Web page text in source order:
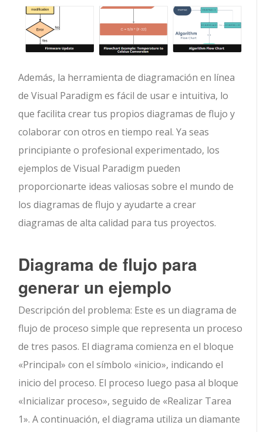
Además, la herramienta de diagramación en línea
de Visual Paradigm es fácil de usar e intuitiva, lo
que facilita crear tus propios diagramas de flujo y
colaborar con otros en tiempo real. Ya seas
principiante o profesional experimentado, los
ejemplos de Visual Paradigm pueden
proporcionarte ideas valiosas sobre el mundo de
los diagramas de flujo y ayudarte a crear
diagramas de alta calidad para tus proyectos.
Diagrama de flujo para
generar un ejemplo
Descripción del problema: Este es un diagrama de
flujo de proceso simple que representa un proceso
de tres pasos. El diagrama comienza en el bloque
«Principal» con el símbolo «inicio», indicando el
inicio del proceso. El proceso luego pasa al bloque
«Inicializar proceso», seguido de «Realizar Tarea
1». A continuación, el diagrama utiliza un diamante